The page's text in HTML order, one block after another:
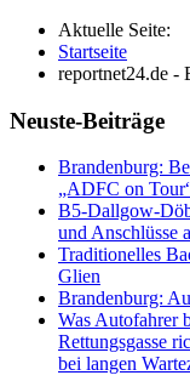
Aktuelle Seite:
Startseite
reportnet24.de -
Neuste-Beiträge
Brandenburg:
„ADFC on
B5-Dallgow-
und Anschlüsse
Traditionelles
Glien
Brandenburg:
Was Autofahrer
Rettungsgasse
bei langen